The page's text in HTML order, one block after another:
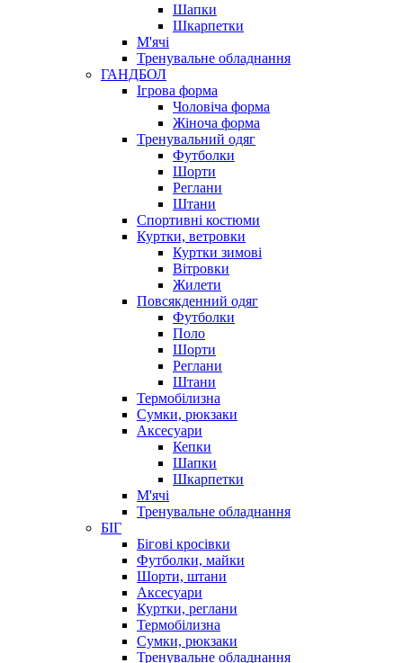
Шапки
Шкарпетки
М'ячі
Тренувальне обладнання
ГАНДБОЛ
Ігрова форма
Чоловіча форма
Жіноча форма
Тренувальний одяг
Футболки
Шорти
Реглани
Штани
Спортивні костюми
Куртки, ветровки
Куртки зимові
Вітровки
Жилети
Повсякденний одяг
Футболки
Поло
Шорти
Реглани
Штани
Термобілизна
Сумки, рюкзаки
Аксесуари
Кепки
Шапки
Шкарпетки
М'ячі
Тренувальне обладнання
БІГ
Бігові кросівки
Футболки, майки
Шорти, штани
Аксесуари
Куртки, реглани
Термобілизна
Сумки, рюкзаки
Тренувальне обладнання